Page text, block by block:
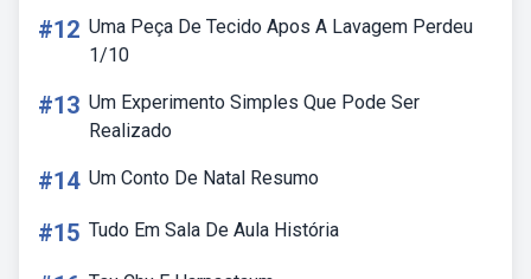
#12 Uma Peça De Tecido Apos A Lavagem Perdeu
1/10
#13 Um Experimento Simples Que Pode Ser
Realizado
#14 Um Conto De Natal Resumo
#15 Tudo Em Sala De Aula História